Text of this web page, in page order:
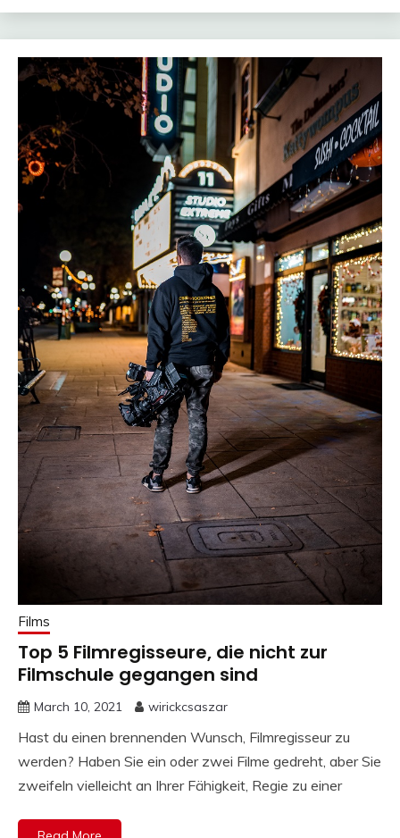
Films
Top 5 Filmregisseure, die nicht zur
Filmschule gegangen sind
March 10, 2021 wirickcsaszar
Hast du einen brennenden Wunsch, Filmregisseur zu
werden? Haben Sie ein oder zwei Filme gedreht, aber Sie
zweifeln vielleicht an Ihrer Fähigkeit, Regie zu einer